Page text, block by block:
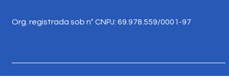
Org. registrada sob nº CNPJ: 69.978.559/0001-97